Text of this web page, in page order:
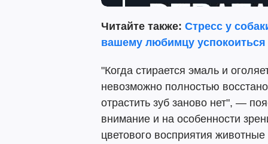
Читайте также: Стресс у
вашему любимцу успокоиться
"Когда стирается эмаль и
невозможно полностью
отрастить зуб заново нет", —
внимание и на особенности
цветового восприятия